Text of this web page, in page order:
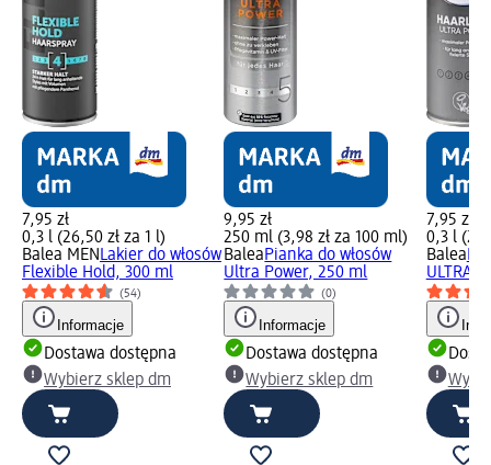
7,95 zł
0,3 l (26,50 zł za 1 l)
Balea MENLakier do włosów
Flexible Hold, 300 ml
(54)
Informacje
Dostawa dostępna
Wybierz sklep dm
9,95 zł
250 ml (3,98 zł za 100 ml)
BaleaPianka do włosów
Ultra Power, 250 ml
(0)
Informacje
Dostawa dostępna
Wybierz sklep dm
7,95 zł
0,3 l
Balea
ULTRA